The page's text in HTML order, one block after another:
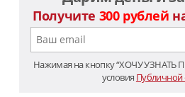
Получите 300 рублей
Нажимая на кнопку “ХОЧУ УЗНАТЬ
условия